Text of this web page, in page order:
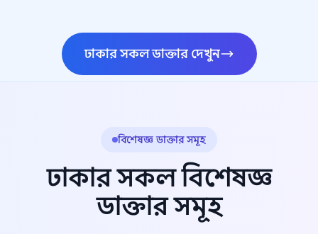
ঢাকার সকল ডাক্তার দেখুন
বিশেষজ্ঞ ডাক্তার সমূহ
ঢাকার সকল বিশেষজ্ঞ
ডাক্তার সমূহ